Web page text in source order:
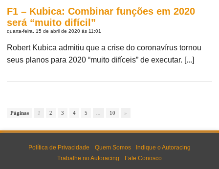
F1 – Kubica: Combinar funções em 2020
será “muito difícil”
quarta-feira, 15 de abril de 2020 às 11:01
Robert Kubica admitiu que a crise do coronavírus tornou
seus planos para 2020 “muito difíceis” de executar. [...]
Páginas 1 2 3 4 5 ... 10 »
Política de Privacidade Quem Somos
Indique o Autoracing
Trabalhe no Autoracing
Fale Conosco